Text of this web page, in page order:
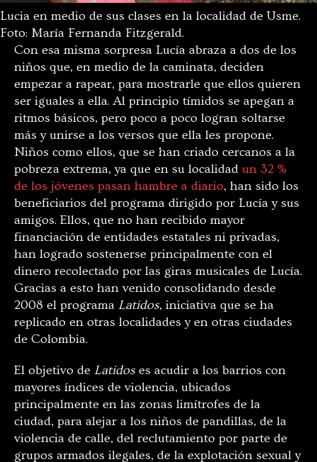
Lucia en medio de sus clases en la localidad de Usme.
Foto: María Fernanda Fitzgerald.
Con esa misma sorpresa Lucía abraza a dos de los
niños que, en medio de la caminata, deciden
empezar a rapear, para mostrarle que ellos quieren
ser iguales a ella. Al principio tímidos se apegan a
ritmos básicos, pero poco a poco logran soltarse
más y unirse a los versos que ella les propone.
Niños como ellos, que se han criado cercanos a la
pobreza extrema, ya que en su localidad un 32 %
de los jóvenes pasan hambre a diario, han sido los
beneficiarios del programa dirigido por Lucía y sus
amigos. Ellos, que no han recibido mayor
financiación de entidades estatales ni privadas,
han logrado sostenerse principalmente con el
dinero recolectado por las giras musicales de Lucía.
Gracias a esto han venido consolidando desde
2008 el programa Latidos, iniciativa que se ha
replicado en otras localidades y en otras ciudades
de Colombia.
El objetivo de Latidos es acudir a los barrios con
mayores índices de violencia, ubicados
principalmente en las zonas limítrofes de la
ciudad, para alejar a los niños de pandillas, de la
violencia de calle, del reclutamiento por parte de
grupos armados ilegales, de la explotación sexual y